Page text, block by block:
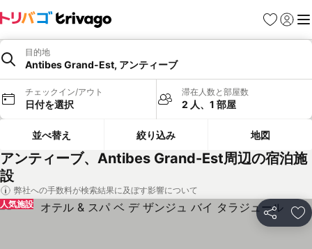
お気に入り
ログイ
メ
目的地
Antibes Grand-Est, アンティーブ
チェックイン/アウト
日付を選択
滞在人数と部屋数
2 人、1 部屋
並べ替え 絞り込み 地図
アンティーブ、Antibes Grand-Est周辺の宿泊施
設
弊社への手数料が検索結果に及ぼす影響について
シェア お
人気施設